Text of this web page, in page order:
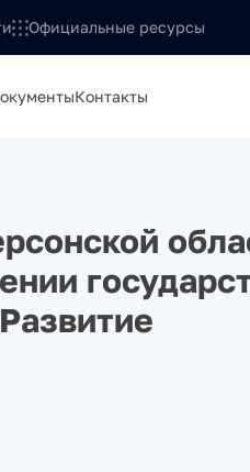
Официальные ресурсы
Контакты